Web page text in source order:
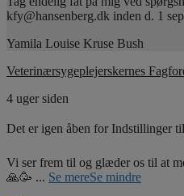
kfy@hansenberg.dk inden d. 1
Yamila Louise Kruse Bush
Veterinærsygeplejerskernes
4 uger siden
Det er igen åben for Indstillinger
Vi ser frem til og glæder os til at
🙏🥳 ... Se mereSe mindre